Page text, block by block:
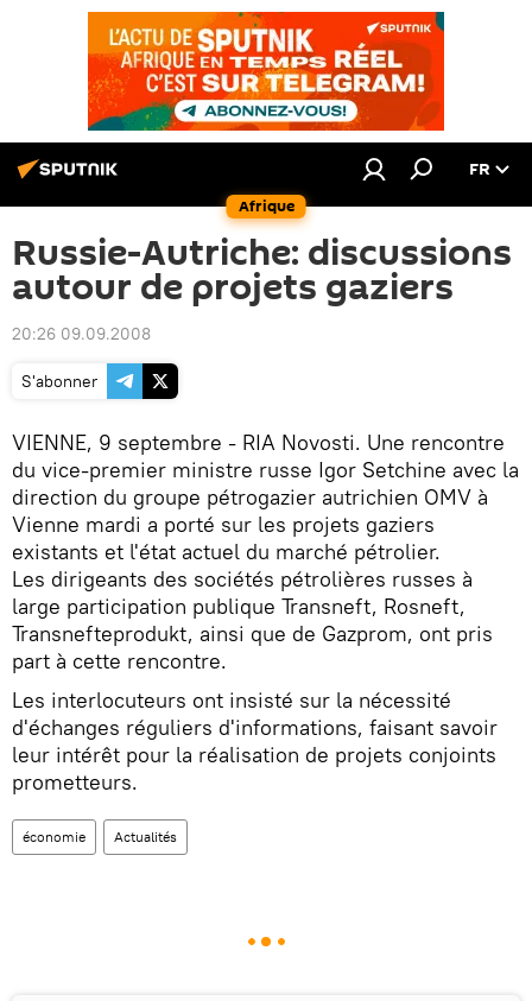
Afrique
FR
Russie-Autriche: discussions
autour de projets gaziers
20:26 09.09.2008
S'abonner
VIENNE, 9 septembre - RIA Novosti. Une rencontre
du vice-premier ministre russe Igor Setchine avec la
direction du groupe pétrogazier autrichien OMV à
Vienne mardi a porté sur les projets gaziers
existants et l'état actuel du marché pétrolier.
Les dirigeants des sociétés pétrolières russes à
large participation publique Transneft, Rosneft,
Transnefteprodukt, ainsi que de Gazprom, ont pris
part à cette rencontre.
Les interlocuteurs ont insisté sur la nécessité
d'échanges réguliers d'informations, faisant savoir
leur intérêt pour la réalisation de projets conjoints
prometteurs.
économie Actualités